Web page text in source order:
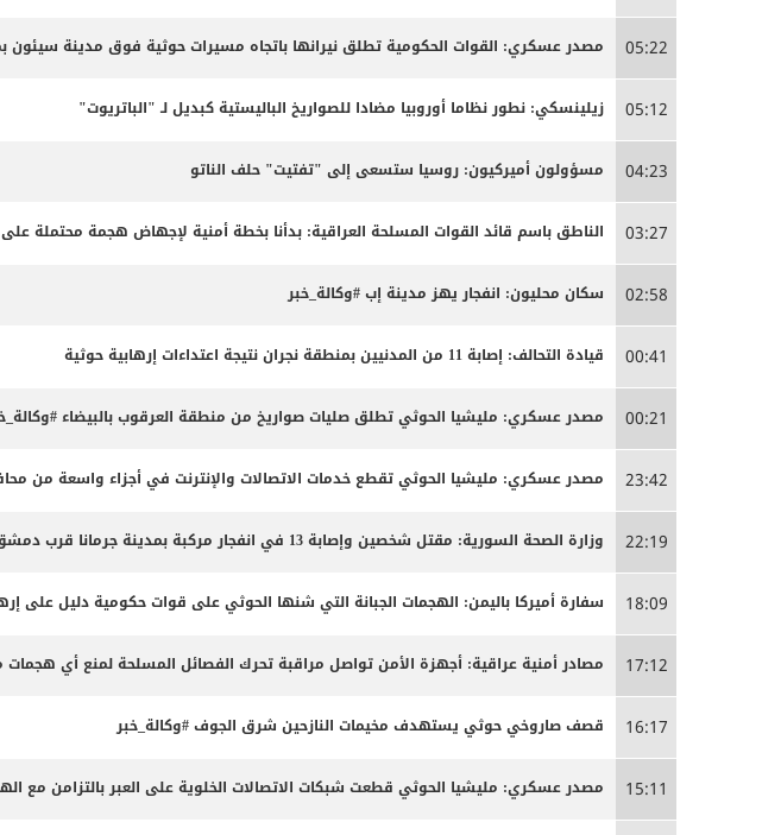
05:22 مصدر عسكري: القوات الحكومية تطلق نيرانها باتجاه مسيرات حوثية فوق مدينة
05:12 زيلينسكي: نطور نظاما أوروبيا مضادا للصواريخ الباليستية كبديل لـ "الباتريوت"
04:23 مسؤولون أميركيون: روسيا ستسعى إلى "تفتيت" حلف الناتو
03:27 الناطق باسم قائد القوات المسلحة العراقية: بدأنا بخطة أمنية لإجهاض هجمة محتملة
02:58 سكان محليون: انفجار يهز مدينة إب #وكالة_خبر
00:41 قيادة التحالف: إصابة 11 من المدنيين بمنطقة نجران نتيجة اعتداءات إرهابية حوثية
00:21 مصدر عسكري: مليشيا الحوثي تطلق صليات صواريخ من منطقة العرقوب بالبيضاء
23:42 مصدر عسكري: مليشيا الحوثي تقطع خدمات الاتصالات والإنترنت في أجزاء واسعة من
22:19 وزارة الصحة السورية: مقتل شخصين وإصابة 13 في انفجار مركبة بمدينة جرمانا قرب دمشق
18:09 سفارة أميركا باليمن: الهجمات الجبانة التي شنها الحوثي على قوات حكومية دليل على
17:12 مصادر أمنية عراقية: أجهزة الأمن تواصل مراقبة تحرك الفصائل المسلحة لمنع أي هجمات
16:17 قصف صاروخي حوثي يستهدف مخيمات النازحين شرق الجوف #وكالة_خبر
15:11 مصدر عسكري: مليشيا الحوثي قطعت شبكات الاتصالات الخلوية على العبر بالتزامن مع